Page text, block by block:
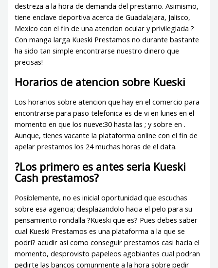
destreza a la hora de demanda del prestamo. Asimismo,
tiene enclave deportiva acerca de Guadalajara, Jalisco,
Mexico con el fin de una atencion ocular y privilegiada ?
Con manga larga Kueski Prestamos no durante bastante
ha sido tan simple encontrarse nuestro dinero que
precisas!
Horarios de atencion sobre Kueski
Los horarios sobre atencion que hay en el comercio para
encontrarse para paso telefonica es de vi en lunes en el
momento en que los nueve:30 hasta las ; y sobre en .
Aunque, tienes vacante la plataforma online con el fin de
apelar prestamos los 24 muchas horas de el data.
?Los primero es antes seri­a Kueski
Cash prestamos?
Posiblemente, no es inicial oportunidad que escuchas
sobre esa agencia; desplazandolo hacia el pelo para su
pensamiento rondalla ?Kueski que es? Pues debes saber
cual Kueski Prestamos es una plataforma a la que se
podri? acudir asi­ como conseguir prestamos casi hacia el
momento, desprovisto papeleos agobiantes cual podran
pedirte las bancos comunmente a la hora sobre pedir